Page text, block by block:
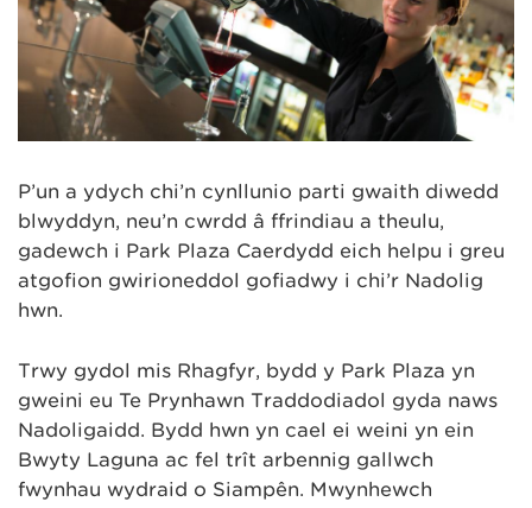
P’un a ydych chi’n cynllunio parti gwaith diwedd
blwyddyn, neu’n cwrdd â ffrindiau a theulu,
gadewch i Park Plaza Caerdydd eich helpu i greu
atgofion gwirioneddol gofiadwy i chi’r Nadolig
hwn.
Trwy gydol mis Rhagfyr, bydd y Park Plaza yn
gweini eu Te Prynhawn Traddodiadol gyda naws
Nadoligaidd. Bydd hwn yn cael ei weini yn ein
Bwyty Laguna ac fel trît arbennig gallwch
fwynhau wydraid o Siampên. Mwynhewch